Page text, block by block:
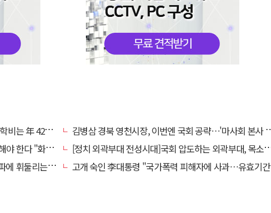
年 4200만원'
김병삼 경북 영천시장, 이번엔 국회 공략…'마사회 본사 이전·광역교통망 확충' 요청
"화합과 존중"
[정치 외곽부대 전성시대]국회 압도하는 외곽부대, 목소리 왜 커지나?
커지는 변방의 북소리
고개 숙인 李대통령 "국가폭력 피해자에 사과…유효기간 없는 책임"